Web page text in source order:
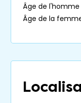
âge de l'homme
âge de la